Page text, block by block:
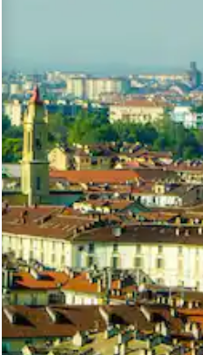
et vers le bas pour les